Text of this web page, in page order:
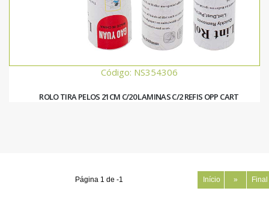
Código: NS354306
ROLO TIRA PELOS 21CM C/20 LAMINAS C/2 REFIS OPP CART
Página 1 de -1 Início »